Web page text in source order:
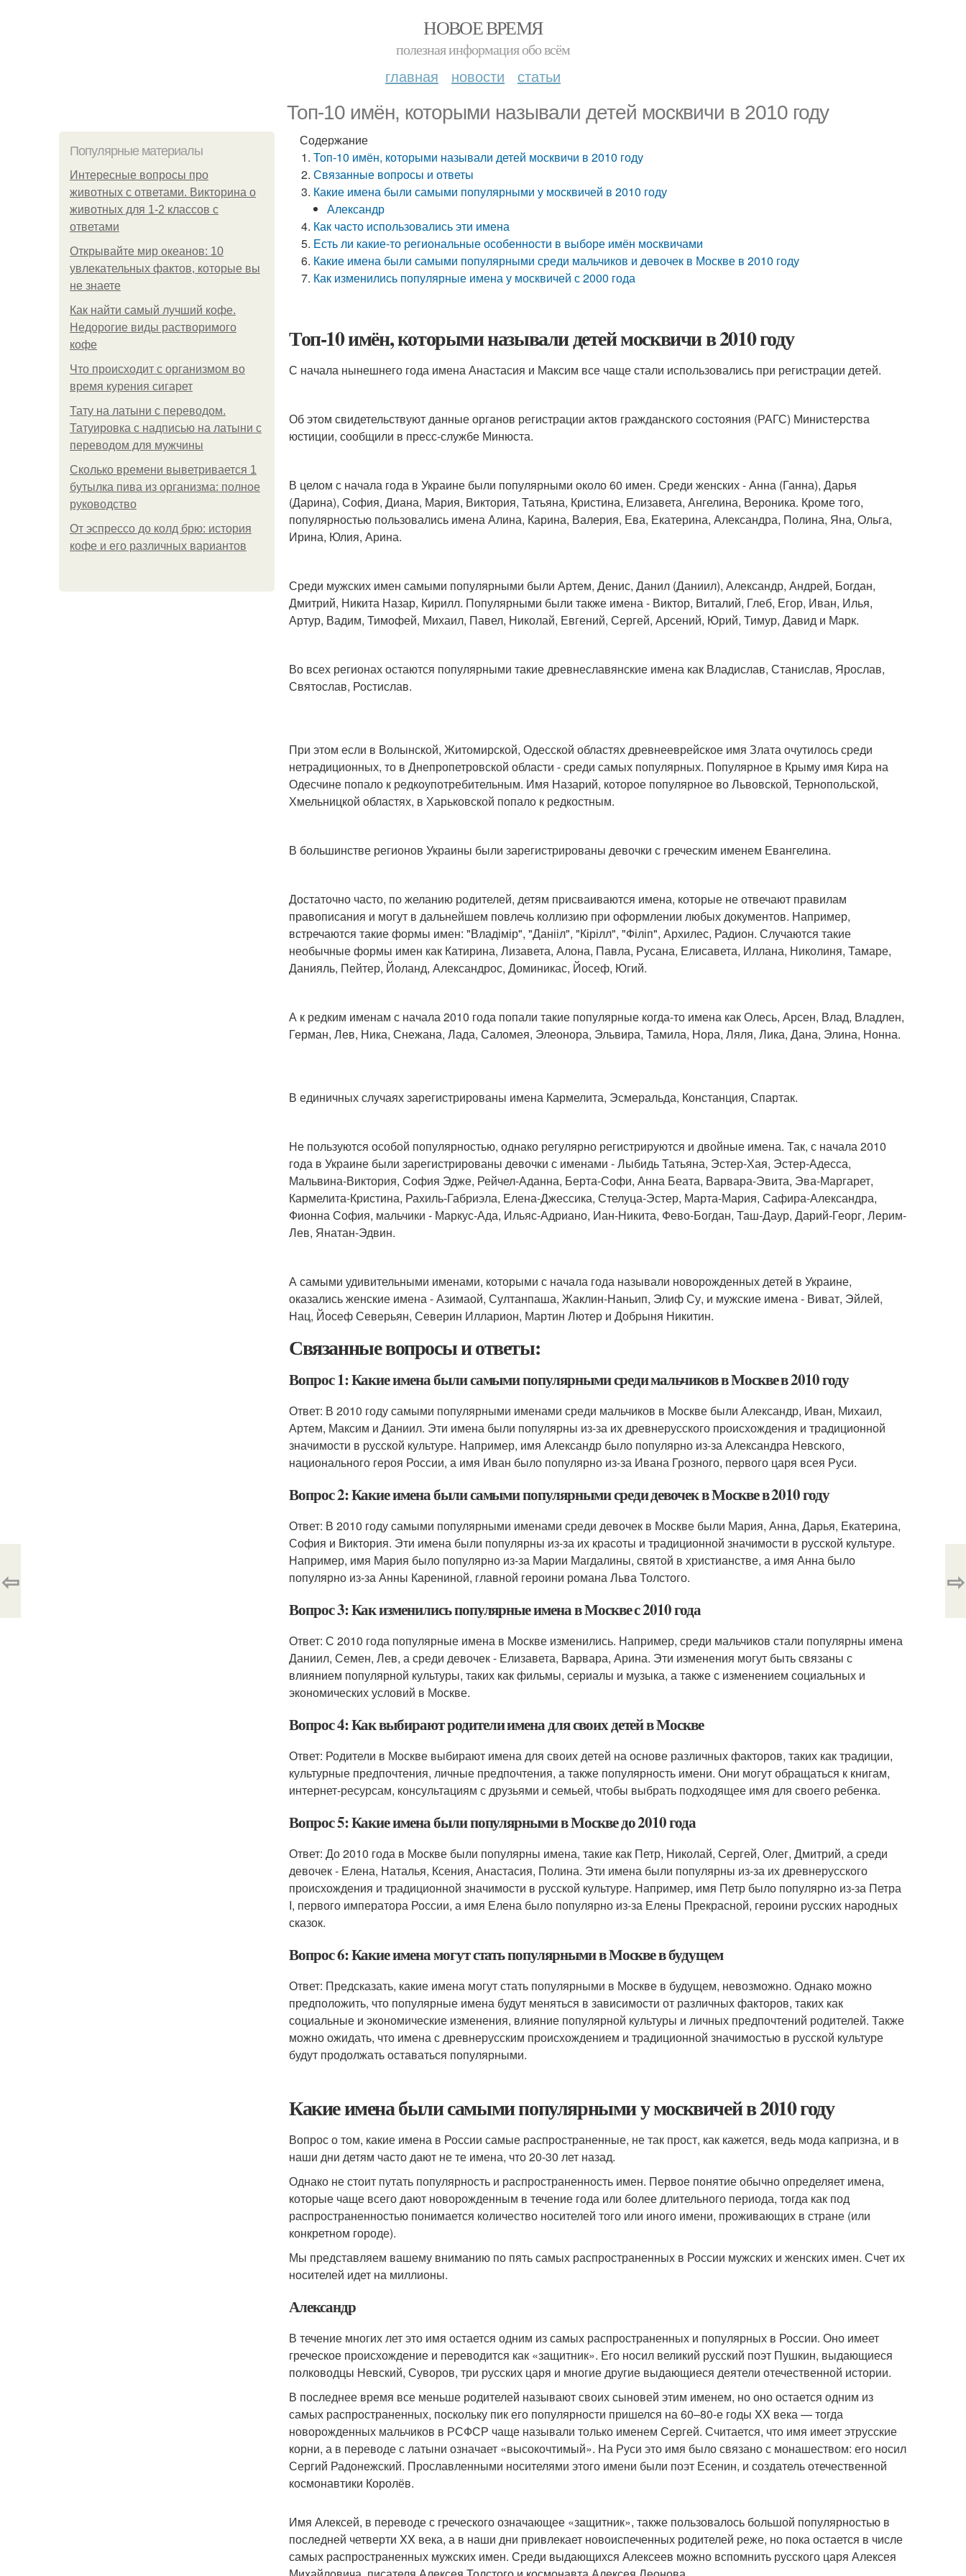
НОВОЕ ВРЕМЯ
полезная информация обо всём
главная новости статьи
Топ-10 имён, которыми называли детей москвичи в 2010 году
Популярные материалы
Интересные вопросы про
животных с ответами. Викторина о
животных для 1-2 классов с
ответами
Открывайте мир океанов: 10
увлекательных фактов, которые вы
не знаете
Как найти самый лучший кофе.
Недорогие виды растворимого
кофе
Что происходит с организмом во
время курения сигарет
Тату на латыни с переводом.
Татуировка с надписью на латыни с
переводом для мужчины
Сколько времени выветривается 1
бутылка пива из организма: полное
руководство
От эспрессо до колд брю: история
кофе и его различных вариантов
Содержание
Топ-10 имён, которыми называли детей москвичи в 2010 году
Связанные вопросы и ответы
Какие имена были самыми популярными у москвичей в 2010 году
Александр
Как часто использовались эти имена
Есть ли какие-то региональные особенности в выборе имён москвичами
Какие имена были самыми популярными среди мальчиков и девочек в Москве в 2010 году
Как изменились популярные имена у москвичей с 2000 года
Топ-10 имён, которыми называли детей москвичи в 2010 году
С начала нынешнего года имена Анастасия и Максим все чаще стали использовались при регистрации детей.
Об этом свидетельствуют данные органов регистрации актов гражданского состояния (РАГС) Министерства
юстиции, сообщили в пресс-службе Минюста.
В целом с начала года в Украине были популярными около 60 имен. Среди женских - Анна (Ганна), Дарья
(Дарина), София, Диана, Мария, Виктория, Татьяна, Кристина, Елизавета, Ангелина, Вероника. Кроме того,
популярностью пользовались имена Алина, Карина, Валерия, Ева, Екатерина, Александра, Полина, Яна, Ольга,
Ирина, Юлия, Арина.
Среди мужских имен самыми популярными были Артем, Денис, Данил (Даниил), Александр, Андрей, Богдан,
Дмитрий, Никита Назар, Кирилл. Популярными были также имена - Виктор, Виталий, Глеб, Егор, Иван, Илья,
Артур, Вадим, Тимофей, Михаил, Павел, Николай, Евгений, Сергей, Арсений, Юрий, Тимур, Давид и Марк.
Во всех регионах остаются популярными такие древнеславянские имена как Владислав, Станислав, Ярослав,
Святослав, Ростислав.
При этом если в Волынской, Житомирской, Одесской областях древнееврейское имя Злата очутилось среди
нетрадиционных, то в Днепропетровской области - среди самых популярных. Популярное в Крыму имя Кира на
Одесчине попало к редкоупотребительным. Имя Назарий, которое популярное во Львовской, Тернопольской,
Хмельницкой областях, в Харьковской попало к редкостным.
В большинстве регионов Украины были зарегистрированы девочки с греческим именем Евангелина.
Достаточно часто, по желанию родителей, детям присваиваются имена, которые не отвечают правилам
правописания и могут в дальнейшем повлечь коллизию при оформлении любых документов. Например,
встречаются такие формы имен: "Владімір", "Данііл", "Кірілл", "Філіп", Архилес, Радион. Случаются такие
необычные формы имен как Катирина, Лизавета, Алона, Павла, Русана, Елисавета, Иллана, Николиня, Тамаре,
Данияль, Пейтер, Йоланд, Александрос, Доминикас, Йосеф, Югий.
А к редким именам с начала 2010 года попали такие популярные когда-то имена как Олесь, Арсен, Влад, Владлен,
Герман, Лев, Ника, Снежана, Лада, Саломея, Элеонора, Эльвира, Тамила, Нора, Ляля, Лика, Дана, Элина, Нонна.
В единичных случаях зарегистрированы имена Кармелита, Эсмеральда, Констанция, Спартак.
Не пользуются особой популярностью, однако регулярно регистрируются и двойные имена. Так, с начала 2010
года в Украине были зарегистрированы девочки с именами - Лыбидь Татьяна, Эстер-Хая, Эстер-Адесса,
Мальвина-Виктория, София Эдже, Рейчел-Аданна, Берта-Софи, Анна Беата, Варвара-Эвита, Эва-Маргарет,
Кармелита-Кристина, Рахиль-Габриэла, Елена-Джессика, Стелуца-Эстер, Марта-Мария, Сафира-Александра,
Фионна София, мальчики - Маркус-Ада, Ильяс-Адриано, Иан-Никита, Фево-Богдан, Таш-Даур, Дарий-Георг, Лерим-
Лев, Янатан-Эдвин.
А самыми удивительными именами, которыми с начала года называли новорожденных детей в Украине,
оказались женские имена - Азимаой, Султанпаша, Жаклин-Наньип, Элиф Су, и мужские имена - Виват, Эйлей,
Нац, Йосеф Северьян, Северин Илларион, Мартин Лютер и Добрыня Никитин.
Связанные вопросы и ответы:
Вопрос 1: Какие имена были самыми популярными среди мальчиков в Москве в 2010 году
Ответ: В 2010 году самыми популярными именами среди мальчиков в Москве были Александр, Иван, Михаил,
Артем, Максим и Даниил. Эти имена были популярны из-за их древнерусского происхождения и традиционной
значимости в русской культуре. Например, имя Александр было популярно из-за Александра Невского,
национального героя России, а имя Иван было популярно из-за Ивана Грозного, первого царя всея Руси.
Вопрос 2: Какие имена были самыми популярными среди девочек в Москве в 2010 году
Ответ: В 2010 году самыми популярными именами среди девочек в Москве были Мария, Анна, Дарья, Екатерина,
София и Виктория. Эти имена были популярны из-за их красоты и традиционной значимости в русской культуре.
Например, имя Мария было популярно из-за Марии Магдалины, святой в христианстве, а имя Анна было
популярно из-за Анны Карениной, главной героини романа Льва Толстого.
Вопрос 3: Как изменились популярные имена в Москве с 2010 года
Ответ: С 2010 года популярные имена в Москве изменились. Например, среди мальчиков стали популярны имена
Даниил, Семен, Лев, а среди девочек - Елизавета, Варвара, Арина. Эти изменения могут быть связаны с
влиянием популярной культуры, таких как фильмы, сериалы и музыка, а также с изменением социальных и
экономических условий в Москве.
Вопрос 4: Как выбирают родители имена для своих детей в Москве
Ответ: Родители в Москве выбирают имена для своих детей на основе различных факторов, таких как традиции,
культурные предпочтения, личные предпочтения, а также популярность имени. Они могут обращаться к книгам,
интернет-ресурсам, консультациям с друзьями и семьей, чтобы выбрать подходящее имя для своего ребенка.
Вопрос 5: Какие имена были популярными в Москве до 2010 года
Ответ: До 2010 года в Москве были популярны имена, такие как Петр, Николай, Сергей, Олег, Дмитрий, а среди
девочек - Елена, Наталья, Ксения, Анастасия, Полина. Эти имена были популярны из-за их древнерусского
происхождения и традиционной значимости в русской культуре. Например, имя Петр было популярно из-за Петра
I, первого императора России, а имя Елена было популярно из-за Елены Прекрасной, героини русских народных
сказок.
Вопрос 6: Какие имена могут стать популярными в Москве в будущем
Ответ: Предсказать, какие имена могут стать популярными в Москве в будущем, невозможно. Однако можно
предположить, что популярные имена будут меняться в зависимости от различных факторов, таких как
социальные и экономические изменения, влияние популярной культуры и личных предпочтений родителей. Также
можно ожидать, что имена с древнерусским происхождением и традиционной значимостью в русской культуре
будут продолжать оставаться популярными.
Какие имена были самыми популярными у москвичей в 2010 году
Вопрос о том, какие имена в России самые распространенные, не так прост, как кажется, ведь мода капризна, и в
наши дни детям часто дают не те имена, что 20-30 лет назад.
Однако не стоит путать популярность и распространенность имен. Первое понятие обычно определяет имена,
которые чаще всего дают новорожденным в течение года или более длительного периода, тогда как под
распространенностью понимается количество носителей того или иного имени, проживающих в стране (или
конкретном городе).
Мы представляем вашему вниманию по пять самых распространенных в России мужских и женских имен. Счет их
носителей идет на миллионы.
Александр
В течение многих лет это имя остается одним из самых распространенных и популярных в России. Оно имеет
греческое происхождение и переводится как «защитник». Его носил великий русский поэт Пушкин, выдающиеся
полководцы Невский, Суворов, три русских царя и многие другие выдающиеся деятели отечественной истории.
В последнее время все меньше родителей называют своих сыновей этим именем, но оно остается одним из
самых распространенных, поскольку пик его популярности пришелся на 60–80-е годы XX века — тогда
новорожденных мальчиков в РСФСР чаще называли только именем Сергей. Считается, что имя имеет этрусские
корни, а в переводе с латыни означает «высокочтимый». На Руси это имя было связано с монашеством: его носил
Сергий Радонежский. Прославленными носителями этого имени были поэт Есенин, и создатель отечественной
космонавтики Королёв.
Имя Алексей, в переводе с греческого означающее «защитник», также пользовалось большой популярностью в
последней четверти XX века, а в наши дни привлекает новоиспеченных родителей реже, но пока остается в числе
самых распространенных мужских имен. Среди выдающихся Алексеев можно вспомнить русского царя Алексея
⇦ ⇨